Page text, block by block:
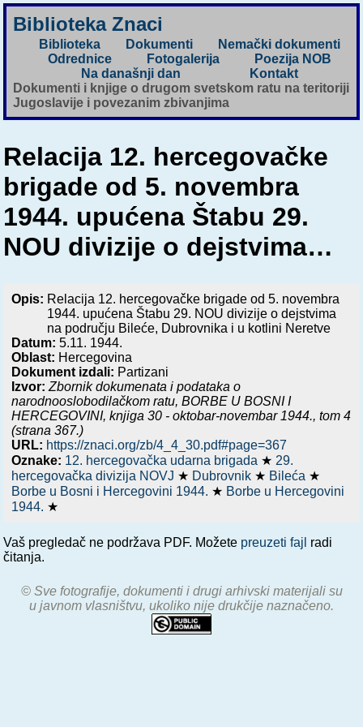
Biblioteka Znaci
Biblioteka Dokumenti
Nemački dokumenti
Odrednice
Fotogalerija
Poezija NOB
Na današnji dan
Kontakt
Dokumenti i knjige o drugom svetskom ratu na teritoriji
Jugoslavije i povezanim zbivanjima
Relacija 12. hercegovačke
brigade od 5. novembra
1944. upućena Štabu 29.
NOU divizije o dejstvima…
Opis: Relacija 12. hercegovačke brigade od 5. novembra
1944. upućena Štabu 29. NOU divizije o dejstvima
na području Bileće, Dubrovnika i u kotlini Neretve
Datum:5.11. 1944.
Oblast: Hercegovina
Dokument izdali: Partizani
Izvor: Zbornik dokumenata i podataka o
narodnooslobodilačkom ratu,BORBE U BOSNI I
HERCEGOVINI, knjiga 30 - oktobar-novembar 1944., tom 4
(strana 367.)
URL: https://znaci.org/zb/4_4_30.pdf#page=367
Oznake: 12. hercegovačka udarna brigada ★ 29.
hercegovačka divizija NOVJ ★ Dubrovnik ★ Bileća ★
Borbe u Bosni i Hercegovini 1944. ★ Borbe u Hercegovini
1944. ★
Vaš pregledač ne podržava PDF. Možete preuzeti fajl radi
čitanja.
© Sve fotografije, dokumenti i drugi arhivski materijali su
u javnom vlasništvu, ukoliko nije drukčije naznačeno.